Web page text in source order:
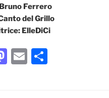
Ferrero
del Grillo
ElleDiCi
M E